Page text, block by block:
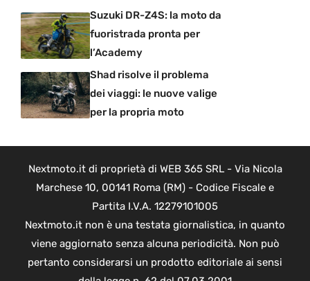
Suzuki DR-Z4S: la moto da
fuoristrada pronta per
l’Academy
Shad risolve il problema
dei viaggi: le nuove valige
per la propria moto
Nextmoto.it di proprietà di WEB 365 SRL - Via Nicola
Marchese 10, 00141 Roma (RM) - Codice Fiscale e
Partita I.V.A. 12279101005
Nextmoto.it non è una testata giornalistica, in quanto
viene aggiornato senza alcuna periodicità. Non può
pertanto considerarsi un prodotto editoriale ai sensi